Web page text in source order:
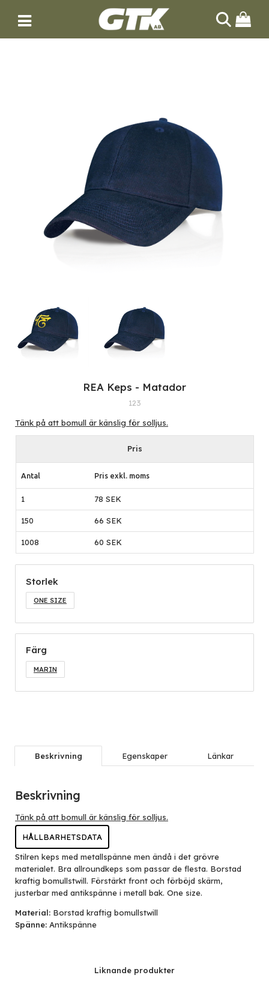
REA Keps - Matador
123
Tänk på att bomull är känslig för solljus.
Pris
Antal Pris exkl. moms
1 78 SEK
150 66 SEK
1008 60 SEK
Storlek
ONE SIZE
Färg
MARIN
Beskrivning Egenskaper Länkar
Beskrivning
Tänk på att bomull är känslig för solljus.
HÅLLBARHETSDATA
Stilren keps med metallspänne men ändå i det grövre
materialet. Bra allroundkeps som passar de flesta. Borstad
kraftig bomullstwill. Förstärkt front och förböjd skärm,
justerbar med antikspänne i metall bak. One size.
Material: Borstad kraftig bomullstwill
Spänne: Antikspänne
Liknande produkter